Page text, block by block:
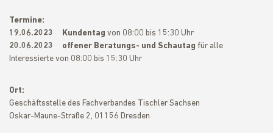
Termine:
19.06.2023 Kundentag von 08:00 bis 15:30 Uhr
20.06.2023 offener Beratungs- und Schautag für alle
Interessierte von 08:00 bis 15:30 Uhr
Ort:
Geschäftsstelle des Fachverbandes Tischler Sachsen
Oskar-Maune-Straße 2, 01156 Dresden